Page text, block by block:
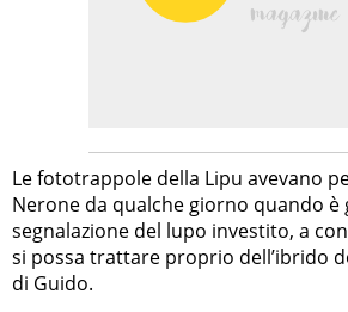
Le fototrappole della Lipu avevano
Nerone da qualche giorno quando è
segnalazione del lupo investito, a
si possa trattare proprio dell’ibrido
di Guido.